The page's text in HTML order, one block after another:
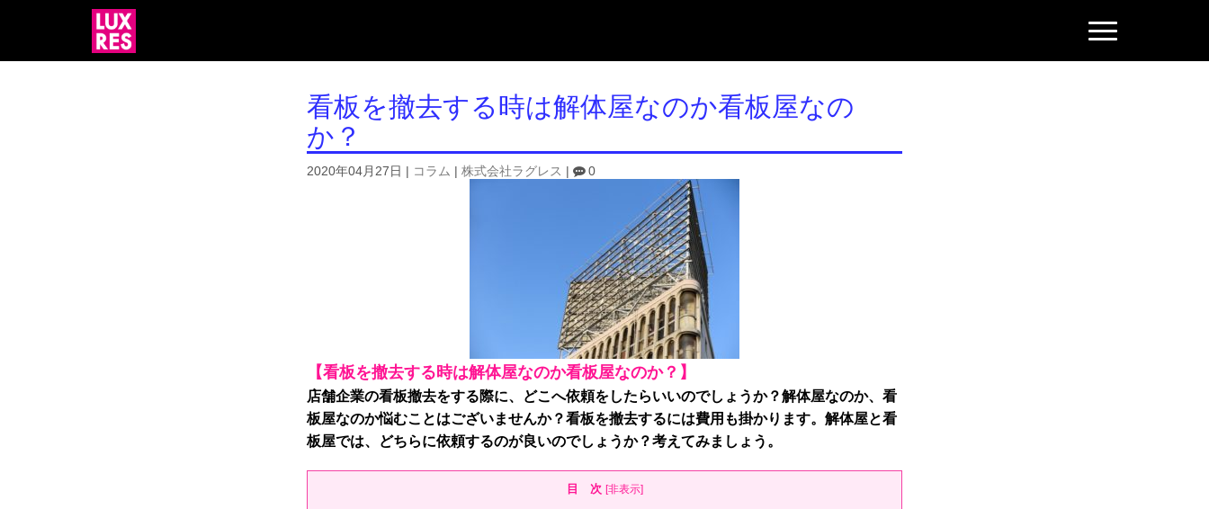
N
a
看板を撤去する時は解体屋なのか看板屋なの
か？
2020年04月27日 コラム 株式会社ラグレス 0
【看板を撤去する時は解体屋なのか看板屋なのか？】
店舗企業の看板撤去をする際に、どこへ依頼をしたらいいのでしょうか？解体屋なのか、看
板屋なのか悩むことはございませんか？看板を撤去するには費用も掛かります。 解体屋と看
板屋では、どちらに依頼するのが良いのでしょうか？考えてみましょう。
目 次 [非表示]